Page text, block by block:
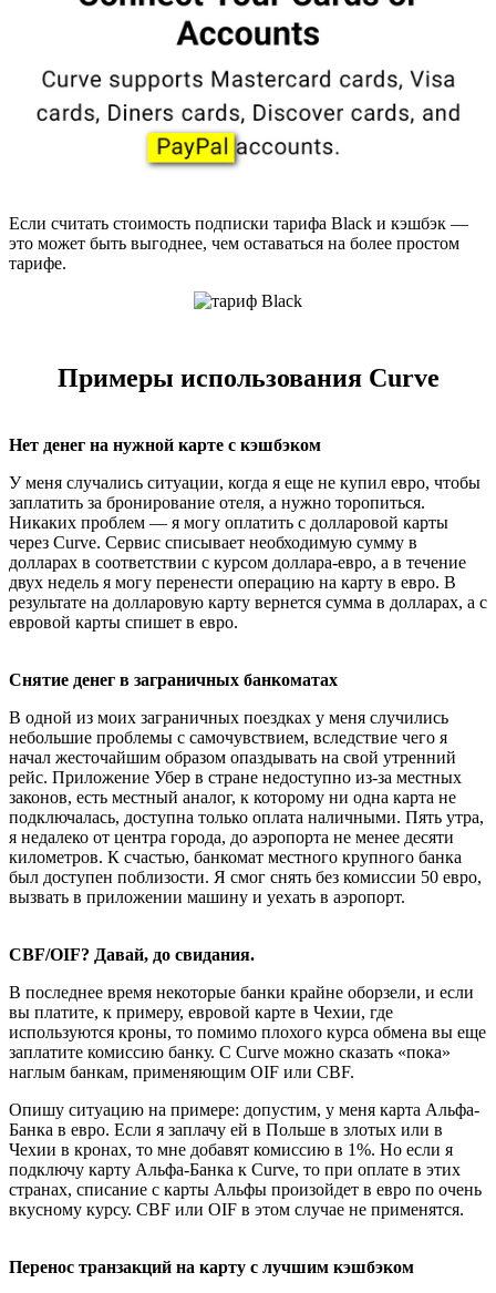
Если считать стоимость подписки тарифа Black и кэшбэк —
это может быть выгоднее, чем оставаться на более простом
тарифе.
Примеры использования Curve
Нет денег на нужной карте с кэшбэком
У меня случались ситуации, когда я еще не купил евро, чтобы
заплатить за бронирование отеля, а нужно торопиться.
Никаких проблем — я могу оплатить с долларовой карты
через Curve. Сервис списывает необходимую сумму в
долларах в соответствии с курсом доллара-евро, а в течение
двух недель я могу перенести операцию на карту в евро. В
результате на долларовую карту вернется сумма в долларах, а с
евровой карты спишет в евро.
Снятие денег в заграничных банкоматах
В одной из моих заграничных поездках у меня случились
небольшие проблемы с самочувствием, вследствие чего я
начал жесточайшим образом опаздывать на свой утренний
рейс. Приложение Убер в стране недоступно из-за местных
законов, есть местный аналог, к которому ни одна карта не
подключалась, доступна только оплата наличными. Пять утра,
я недалеко от центра города, до аэропорта не менее десяти
километров. К счастью, банкомат местного крупного банка
был доступен поблизости. Я смог снять без комиссии 50 евро,
вызвать в приложении машину и уехать в аэропорт.
CBF/OIF? Давай, до свидания.
В последнее время некоторые банки крайне оборзели, и если
вы платите, к примеру, евровой карте в Чехии, где
используются кроны, то помимо плохого курса обмена вы еще
заплатите комиссию банку. С Curve можно сказать «пока»
наглым банкам, применяющим OIF или CBF.
Опишу ситуацию на примере: допустим, у меня карта Альфа-
Банка в евро. Если я заплачу ей в Польше в злотых или в
Чехии в кронах, то мне добавят комиссию в 1%. Но если я
подключу карту Альфа-Банка к Curve, то при оплате в этих
странах, списание с карты Альфы произойдет в евро по очень
вкусному курсу. CBF или OIF в этом случае не применятся.
Перенос транзакций на карту с лучшим кэшбэком